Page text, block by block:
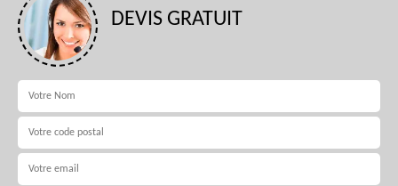
DEVIS GRATUIT